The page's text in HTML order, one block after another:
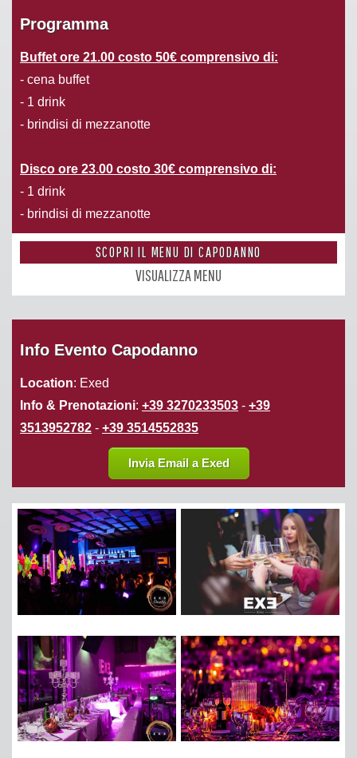
Programma
Buffet ore 21.00 costo 50€ comprensivo di:
- cena buffet
- 1 drink
- brindisi di mezzanotte
Disco ore 23.00 costo 30€ comprensivo di:
- 1 drink
- brindisi di mezzanotte
SCOPRI IL MENU DI CAPODANNO
VISUALIZZA MENU
Info Evento Capodanno
Location: Exed
Info & Prenotazioni: +39 3270233503 - +39
3513952782 - +39 3514552835
Invia Email a Exed